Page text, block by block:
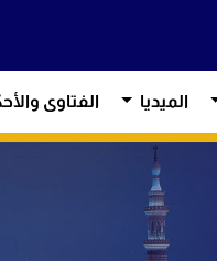
الميديا الفتاوى